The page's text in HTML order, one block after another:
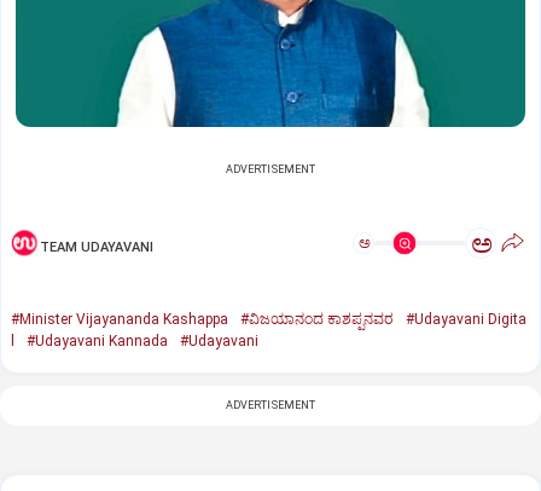
ADVERTISEMENT
TEAM UDAYAVANI ಅ ಅ
#Minister Vijayananda Kashappa #ವಿಜಯಾನಂದ ಕಾಶಪ್ಪನವರ
#Udayavani Digita
#Udayavani Kannada #Udayavani
ADVERTISEMENT